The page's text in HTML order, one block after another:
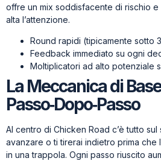
offre un mix soddisfacente di rischio
alta l’attenzione.
Round rapidi (tipicamente sotto
Feedback immediato su ogni
Moltiplicatori ad alto potenziale
La Meccanica di
Passo‑Dopo‑Passo
Al centro di Chicken Road c’è tutto
avanzare o ti tirerai indietro prima che
in una trappola. Ogni passo riuscito